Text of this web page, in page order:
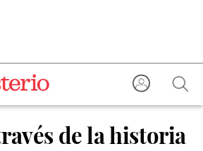
de la historia